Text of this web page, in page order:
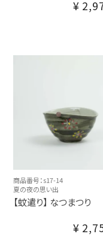
¥
商品番号：s17-14
夏の夜の思い出
【蚊遣り】 なつまつり
¥